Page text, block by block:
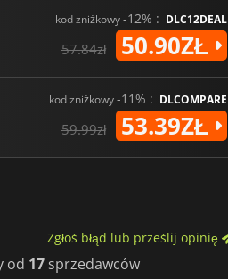
kod zniżkowy-12% : DLC12DEAL
57.84zł 50.90ZŁ
kod zniżkowy-11% : DLCOMPARE
59.99zł 53.39ZŁ
Zgłoś błąd lub prześlij opinię
od 17 sprzedawców